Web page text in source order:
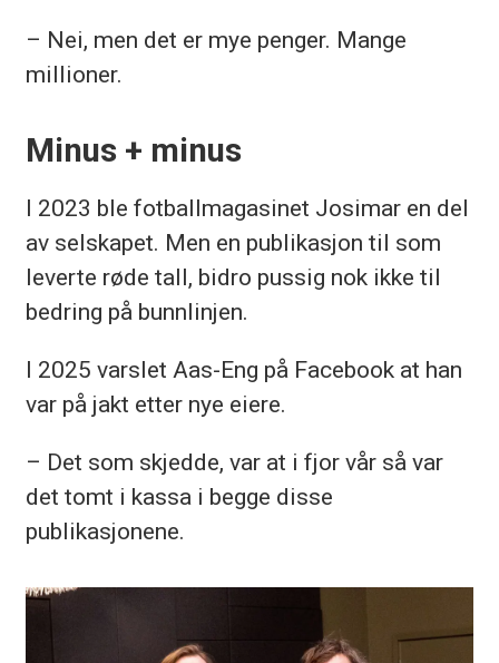
– Nei, men det er mye penger. Mange
millioner.
Minus + minus
I 2023 ble fotballmagasinet Josimar en del
av selskapet. Men en publikasjon til som
leverte røde tall, bidro pussig nok ikke til
bedring på bunnlinjen.
I 2025 varslet Aas-Eng på Facebook at han
var på jakt etter nye eiere.
– Det som skjedde, var at i fjor vår så var
det tomt i kassa i begge disse
publikasjonene.